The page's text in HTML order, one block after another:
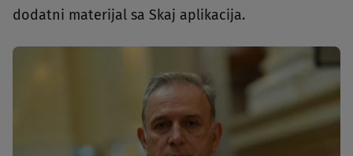
dodatni materijal sa Skaj aplikacija.